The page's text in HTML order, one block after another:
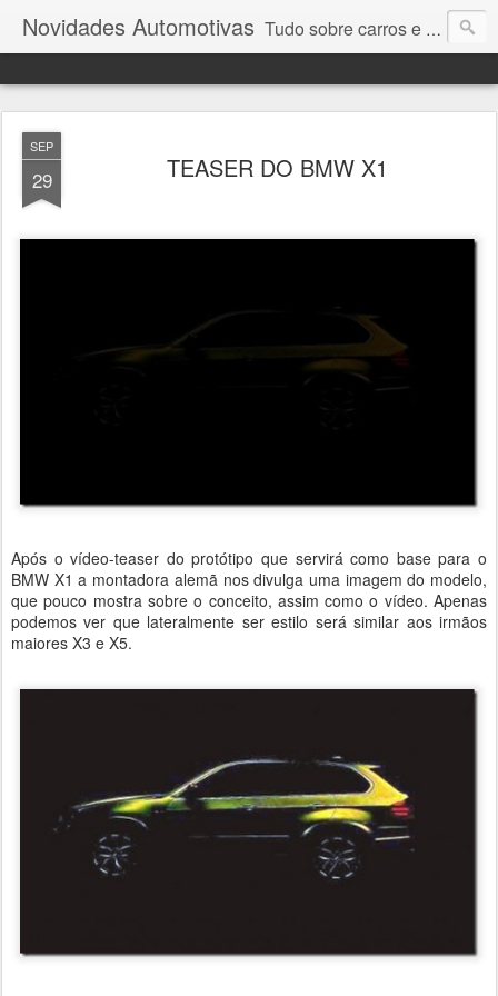
Novidades Automotivas Tudo sobre carros e motores
SEP
29 TEASER DO BMW X1
Após o vídeo-teaser do protótipo que servirá como base para o
BMW X1 a montadora alemã nos divulga uma imagem do modelo,
que pouco mostra sobre o conceito, assim como o vídeo. Apenas
podemos ver que lateralmente ser estilo será similar aos irmãos
maiores X3 e X5.